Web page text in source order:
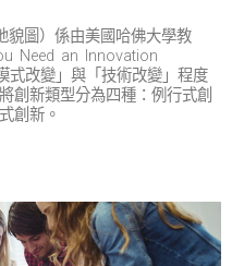
圖）係由美國哈佛大學教
Need an Innovation
式改變」與「技術改變」程度
創新類型分為四種：例行式創
創新。